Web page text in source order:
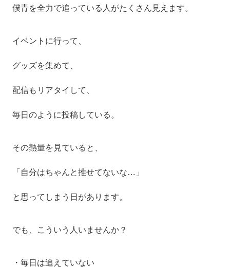
僕青を全力で追っている人がたくさん見えます。
イベントに行って、
グッズを集めて、
配信もリアタイして、
毎日のように投稿している。
その熱量を見ていると、
「自分はちゃんと推せてないな…」
と思ってしまう日があります。
でも、こういう人いませんか？
・毎日は追えていない